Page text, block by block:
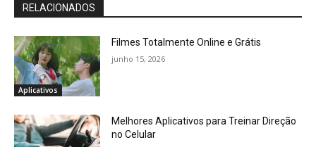
RELACIONADOS
Aplicativos
Filmes Totalmente Online e Grátis
junho 15, 2026
Melhores Aplicativos para Treinar Direção
no Celular